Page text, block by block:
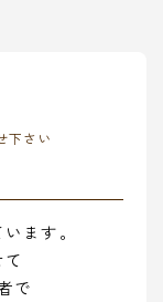
下さい
ます。
で